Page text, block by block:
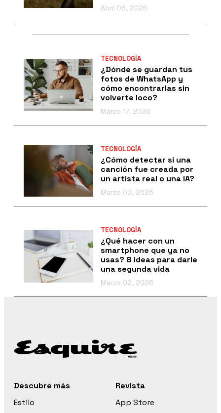
Abril 06, 2026
TECNOLOGÍA
¿Dónde se guardan tus
fotos de WhatsApp y
cómo encontrarlas sin
volverte loco?
Marzo 17, 2026
TECNOLOGÍA
¿Cómo detectar si una
canción fue creada por
un artista real o una IA?
Marzo 03, 2026
TECNOLOGÍA
¿Qué hacer con un
smartphone que ya no
usas? 8 ideas para darle
una segunda vida
Marzo 02, 2026
Descubre más
Estilo
Revista
App Store